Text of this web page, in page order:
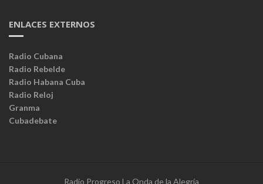
ENLACES EXTERNOS
Radio Cubana
Radio Rebelde
Radio Habana Cuba
Radio Reloj
Granma
Cubadebate
Radio Progreso La Onda de la Alegría